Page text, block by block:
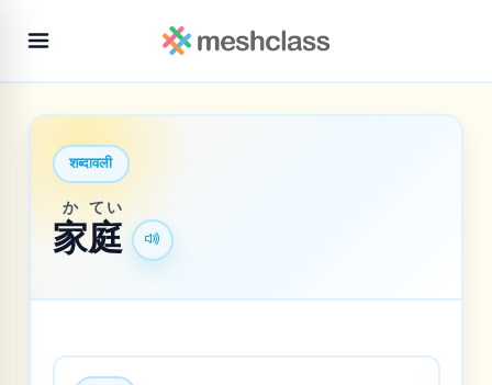
शब्दावली
家
か
庭
てい